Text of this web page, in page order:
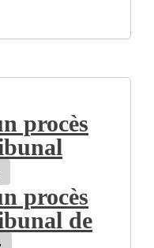
procès
procès
de